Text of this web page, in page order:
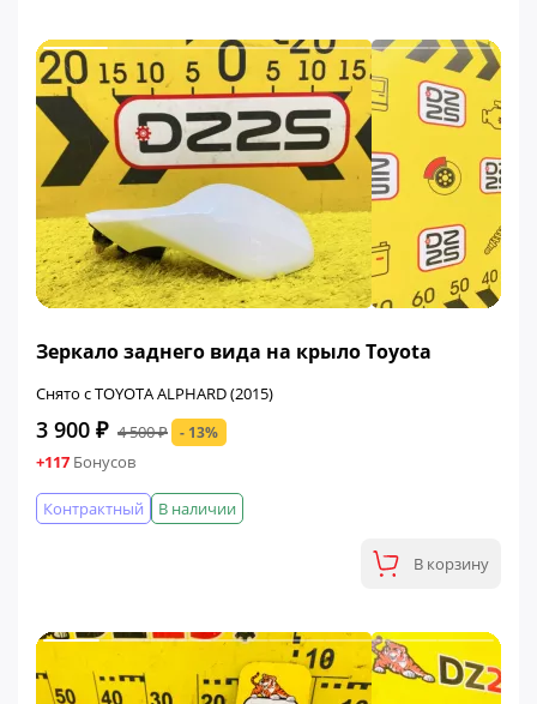
Зеркало заднего вида на крыло Toyota
Снято с TOYOTA ALPHARD (2015)
3 900 ₽ 4 500 ₽ - 13%
+117 Бонусов
В наличии
Контрактный
В корзину